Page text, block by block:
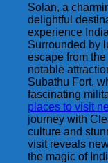
Solan, a
delightful
experience
Surrounded by
escape from
notable
Subathu Fort,
fascinating
places to visit
journey with
culture and
visit reveals
the magic of